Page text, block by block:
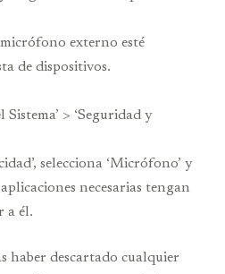
externo esté
de dispositivos.
Sistema’ > ‘Seguridad y
selecciona ‘Micrófono’ y
necesarias tengan
a él.
haber descartado cualquier